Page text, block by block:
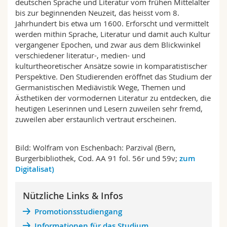
Math.-Nat. und Med. Fak.
Interfakultär
Mitarbeitende
Doktorierende
Webmail
Vorlesungsverzeichnis
MyUnifr
deutschen Sprache und Literatur vom frühen Mittelalter
bis zur beginnenden Neuzeit, das heisst vom 8.
Jahrhundert bis etwa um 1600. Erforscht und vermittelt
werden mithin Sprache, Literatur und damit auch Kultur
vergangener Epochen, und zwar aus dem Blickwinkel
verschiedener literatur-, medien- und
kulturtheoretischer Ansätze sowie in komparatistischer
Perspektive. Den Studierenden eröffnet das Studium der
Germanistischen Mediävistik Wege, Themen und
Ästhetiken der vormodernen Literatur zu entdecken, die
heutigen Leserinnen und Lesern zuweilen sehr fremd,
zuweilen aber erstaunlich vertraut erscheinen.
Bild: Wolfram von Eschenbach: Parzival (Bern,
Burgerbibliothek, Cod. AA 91 fol. 56r und 59v; zum
Digitalisat)
Nützliche Links & Infos
Promotionsstudiengang